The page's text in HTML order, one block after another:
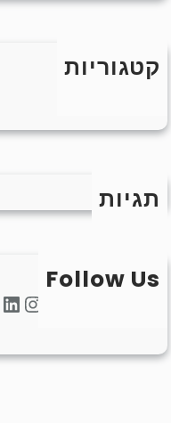
קטגוריות
תגיות
Follow Us
Instagram
LinkedIn